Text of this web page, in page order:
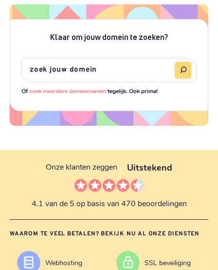
Klaar om jouw domein te zoeken?
Ofzoek meerdere domeinnamentegelijk. Ook prima!
Onze klanten zeggen Uitstekend
4.1 van de 5 op basis van 470 beoordelingen
WAAROM TE VEEL BETALEN? BEKIJK NU AL ONZE DIENSTEN
Webhosting SSL beveiliging